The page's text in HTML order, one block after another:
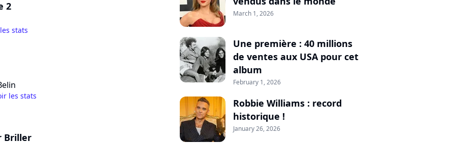
2
stats
les stats
Briller
March 1, 2026
Une première : 40 millions
de ventes aux USA pour cet
album
February 1, 2026
Robbie Williams : record
historique !
January 26, 2026